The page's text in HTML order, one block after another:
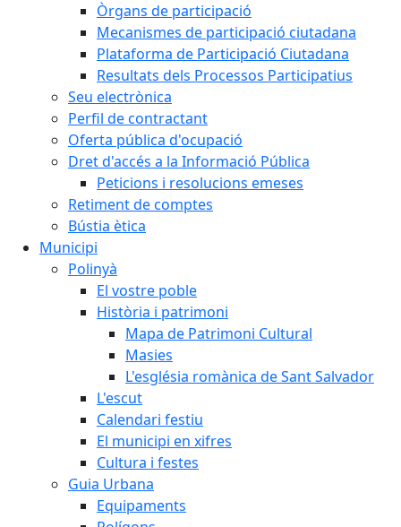
Òrgans de participació
Mecanismes de participació ciutadana
Plataforma de Participació Ciutadana
Resultats dels Processos Participatius
Seu electrònica
Perfil de contractant
Oferta pública d'ocupació
Dret d'accés a la Informació Pública
Peticions i resolucions emeses
Retiment de comptes
Bústia ètica
Municipi
Polinyà
El vostre poble
Història i patrimoni
Mapa de Patrimoni Cultural
Masies
L'església romànica de Sant Salvador
L'escut
Calendari festiu
El municipi en xifres
Cultura i festes
Guia Urbana
Equipaments